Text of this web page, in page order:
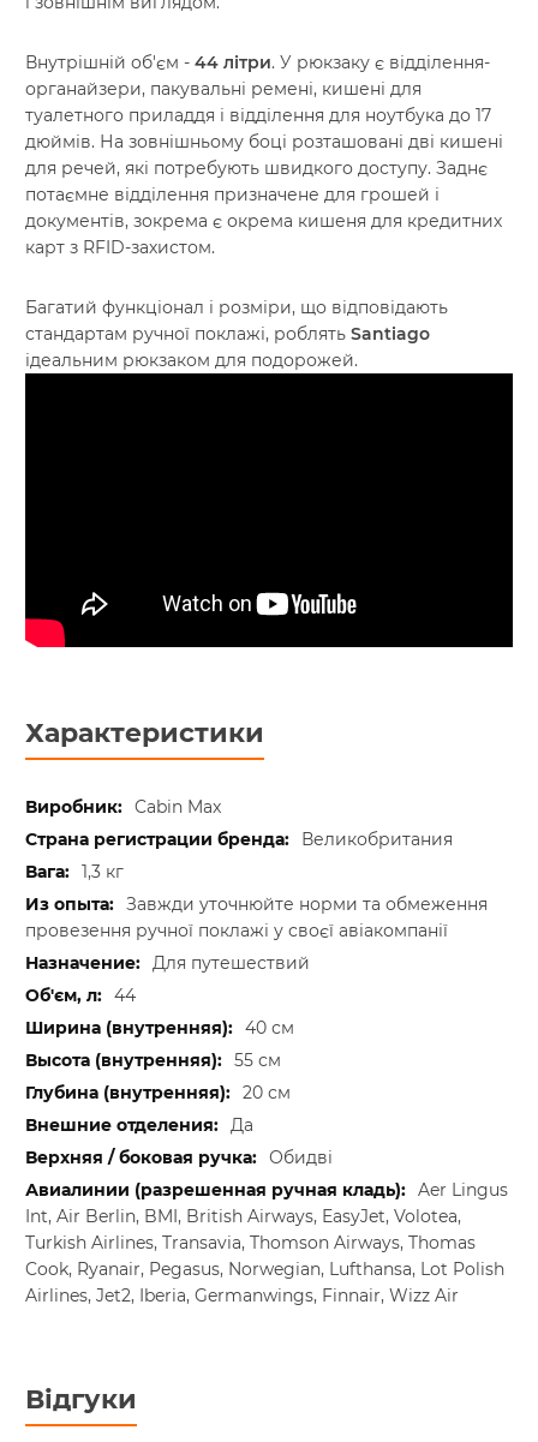
Внутрішній об'єм - 44 літри. У рюкзаку є відділення-
органайзери, пакувальні ремені, кишені для
туалетного приладдя і відділення для ноутбука до 17
дюймів. На зовнішньому боці розташовані дві кишені
для речей, які потребують швидкого доступу. Заднє
потаємне відділення призначене для грошей і
документів, зокрема є окрема кишеня для кредитних
карт з RFID-захистом.
Багатий функціонал і розміри, що відповідають
стандартам ручної поклажі, роблять Santiago
ідеальним рюкзаком для подорожей.
Характеристики
Cabin Max
Великобритания
1,3 кг
Завжди уточнюйте норми та обмеження
провезення ручної поклажі у своєї авіакомпанії
Для путешествий
44
40 см
55 см
20 см
Да
Обидві
Aer Lingus
Int, Air Berlin, BMI, British Airways, EasyJet, Volotea,
Turkish Airlines, Transavia, Thomson Airways, Thomas
Cook, Ryanair, Pegasus, Norwegian, Lufthansa, Lot Polish
Airlines, Jet2, Iberia, Germanwings, Finnair, Wizz Air
Відгуки